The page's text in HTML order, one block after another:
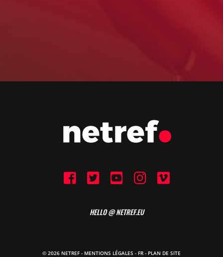
HELLO @ NETREF.EU
© 2026 NETREF - MENTIONS LÉGALES - FR - PLAN DE SITE